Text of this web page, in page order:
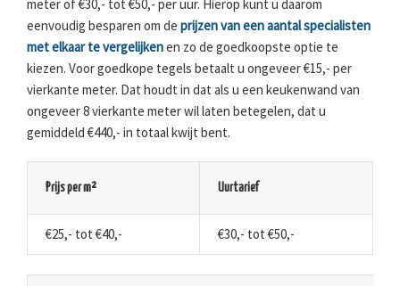
meter of €30,- tot €50,- per uur. Hierop kunt u daarom
eenvoudig besparen om de prijzen van een aantal specialisten
met elkaar te vergelijkenen zo de goedkoopste optie te
kiezen. Voor goedkope tegels betaalt u ongeveer €15,- per
vierkante meter. Dat houdt in dat als u een keukenwand van
ongeveer 8 vierkante meter wil laten betegelen, dat u
gemiddeld €440,- in totaal kwijt bent.
Prijs per m² Uurtarief
€25,- tot €40,- €30,- tot €50,-